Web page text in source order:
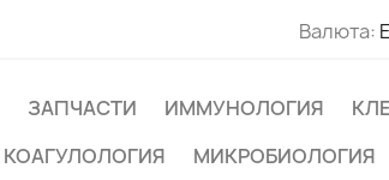
Валюта:
ЗАПЧАСТИ ИММУНОЛОГИЯ
КОАГУЛОЛОГИЯ МИКРОБИОЛОГИЯ